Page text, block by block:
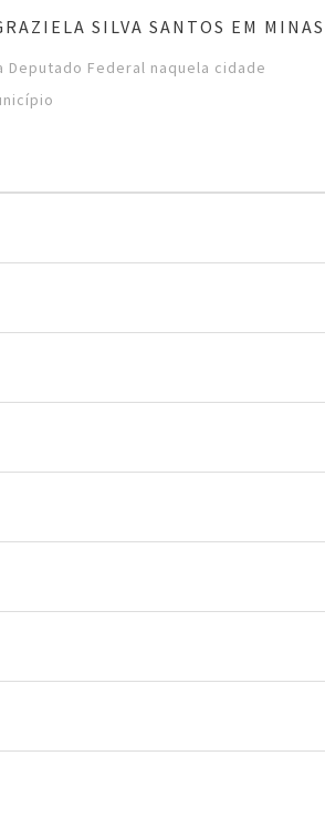
SILVA SANTOS EM
Federal naquela cidade